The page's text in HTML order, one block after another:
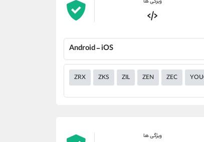
ویژگی ها
Android - iOS
ZRX ZKS ZIL ZEN ZEC
ویژگی ها